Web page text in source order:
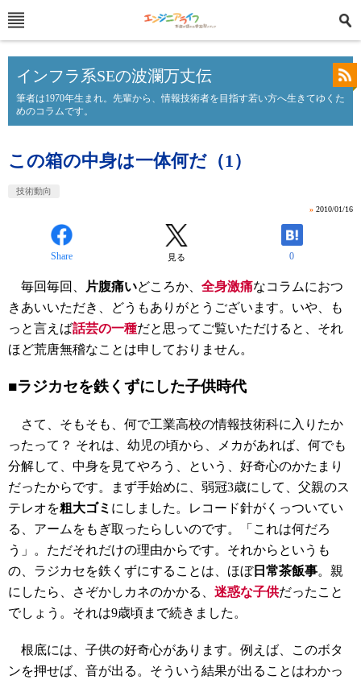
インフラ系SEの波瀾万丈伝
筆者は1970年生まれ。先輩から、情報技術者を目指す若い方へ生きてゆくた
めのコラムです。
この箱の中身は一体何だ（1）
技術動向
» 2010/01/16
Share 見る 0
毎回毎回、 片腹痛いどころか、 全身激痛なコラムにおつ
きあいいただき、どうもありがとうございます。いや、も
っと言えば話芸の一種だと思ってご覧いただけると、それ
ほど荒唐無稽なことは申しておりません。
■ラジカセを鉄くずにした子供時代
さて、そもそも、何で工業高校の情報技術科に入りたか
ったって？ それは、幼児の頃から、メカがあれば、何でも
分解して、中身を見てやろう、という、好奇心のかたまり
だったからです。まず手始めに、弱冠3歳にして、父親のス
テレオを粗大ゴミ にしました。レコード針がくっついてい
る、アームをもぎ取ったらしいのです。「これは何だろ
う」。ただそれだけの理由からです。それからというも
の、ラジカセを鉄くずにすることは、ほぼ日常茶飯事。親
にしたら、さぞかしカネのかかる、 迷惑な子供だったこと
でしょう。それは9歳頃まで続きました。
根底には、子供の好奇心があります。例えば、このボタ
ンを押せば、音が出る。そういう結果が出ることはわかっ